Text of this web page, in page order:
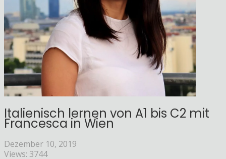
Italienisch lernen von A1 bis C2 mit
Francesca in Wien
Dezember 10, 2019
Views: 3744